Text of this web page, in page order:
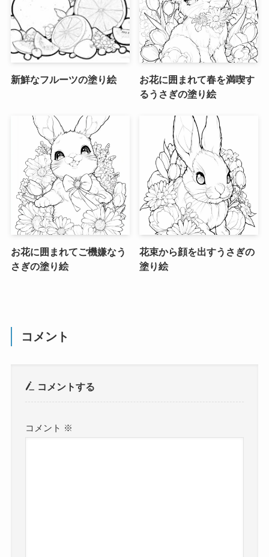
新鮮なフルーツの塗り絵
お花に囲まれて春を満喫す
るうさぎの塗り絵
お花に囲まれてご機嫌なう
さぎの塗り絵
花束から顔を出すうさぎの
塗り絵
コメント
コメントする
コメント ※